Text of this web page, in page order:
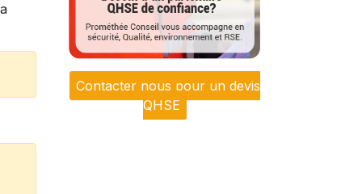
Contacter nous pour un devis
QHSE